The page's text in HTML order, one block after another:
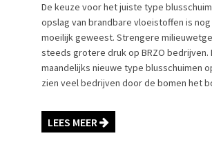
De keuze voor het juiste type
opslag van brandbare vloeistoffen is
moeilijk geweest. Strengere
steeds grotere druk op BRZO bedrijven.
maandelijks nieuwe type blusschuimen
zien veel bedrijven door de bomen het
LEES MEER